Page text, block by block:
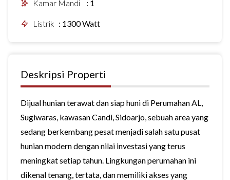
Kamar Mandi : 1
Listrik : 1300 Watt
Deskripsi Properti
Dijual hunian terawat dan siap huni di Perumahan AL,
Sugiwaras, kawasan Candi, Sidoarjo, sebuah area yang
sedang berkembang pesat menjadi salah satu pusat
hunian modern dengan nilai investasi yang terus
meningkat setiap tahun. Lingkungan perumahan ini
dikenal tenang, tertata, dan memiliki akses yang